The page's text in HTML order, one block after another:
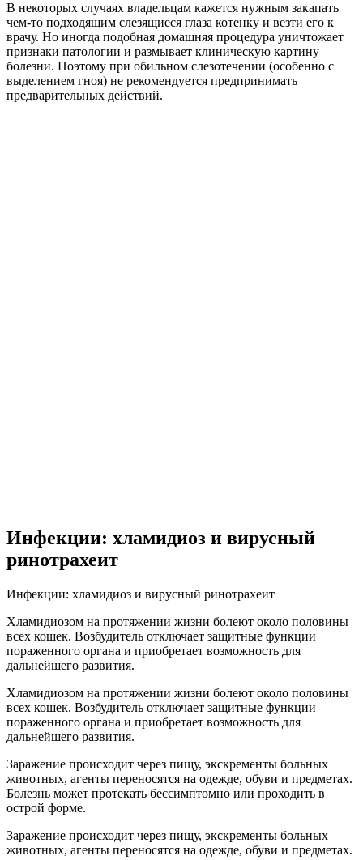
В некоторых случаях владельцам кажется нужным закапать
чем-то подходящим слезящиеся глаза котенку и везти его к
врачу. Но иногда подобная домашняя процедура уничтожает
признаки патологии и размывает клиническую картину
болезни. Поэтому при обильном слезотечении (особенно с
выделением гноя) не рекомендуется предпринимать
предварительных действий.
Инфекции: хламидиоз и вирусный
ринотрахеит
Инфекции: хламидиоз и вирусный ринотрахеит
Хламидиозом на протяжении жизни болеют около половины
всех кошек. Возбудитель отключает защитные функции
пораженного органа и приобретает возможность для
дальнейшего развития.
Хламидиозом на протяжении жизни болеют около половины
всех кошек. Возбудитель отключает защитные функции
пораженного органа и приобретает возможность для
дальнейшего развития.
Заражение происходит через пищу, экскременты больных
животных, агенты переносятся на одежде, обуви и предметах.
Болезнь может протекать бессимптомно или проходить в
острой форме.
Заражение происходит через пищу, экскременты больных
животных, агенты переносятся на одежде, обуви и предметах.